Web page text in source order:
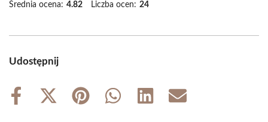
Średnia ocena: 4.82 Liczba ocen: 24
Udostępnij
Share
Share
Share
Share
Share
Share